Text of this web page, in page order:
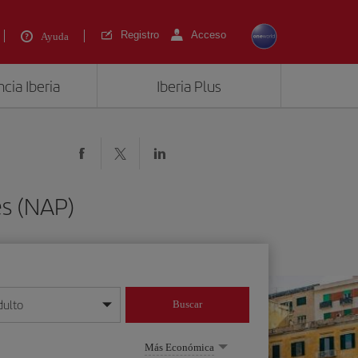
Ayuda Registro Acceso
Iberia Iberia Plus
(NAP)
mes/año
Buscar
Más Económica